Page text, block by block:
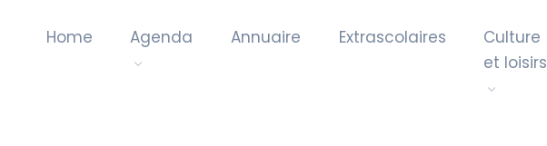
Home Agenda Annuaire Extrascolaires
Culture
et loisirs